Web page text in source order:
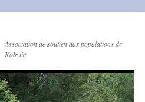
Association de soutien aux populations de
Kabylie